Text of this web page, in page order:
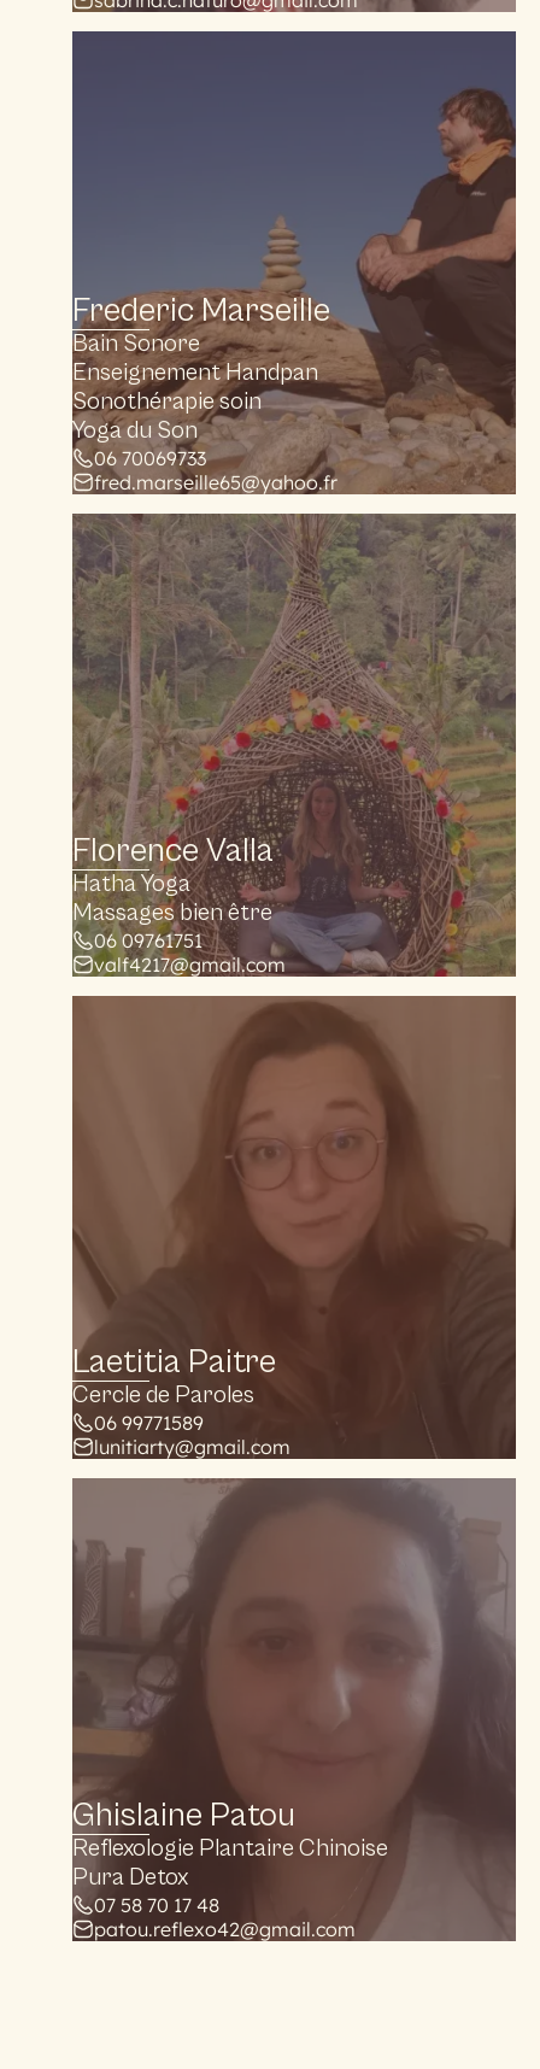
Frederic Marseille
Bain Sonore
Enseignement Handpan
Sonothérapie soin
Yoga du Son
06 70069733
fred.marseille65@yahoo.fr
Florence Valla
Hatha Yoga
Massages bien être
06 09761751
valf4217@gmail.com
Laetitia Paitre
Cercle de Paroles
06 99771589
lunitiarty@gmail.com
Ghislaine Patou
Reflexologie Plantaire Chinoise
Pura Detox
07 58 70 17 48
patou.reflexo42@gmail.com